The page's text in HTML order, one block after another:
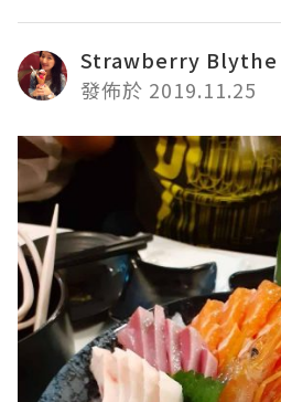
Strawberry Blythe
發佈於 2019.11.25